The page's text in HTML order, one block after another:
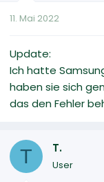
11. Mai 2022
Update:
Ich hatte
haben sie sich
das den Fehler
T T.
User